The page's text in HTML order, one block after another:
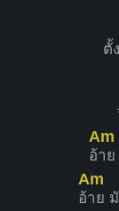
ตั้
อ้
Am
าย
อ้
Am
าย